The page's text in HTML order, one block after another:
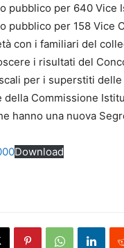
pubblico per 640 Vice
pubblico per 158 Vice
con i familiari del
i risultati del
per i superstiti
della Commissione
hanno una nuova
Download